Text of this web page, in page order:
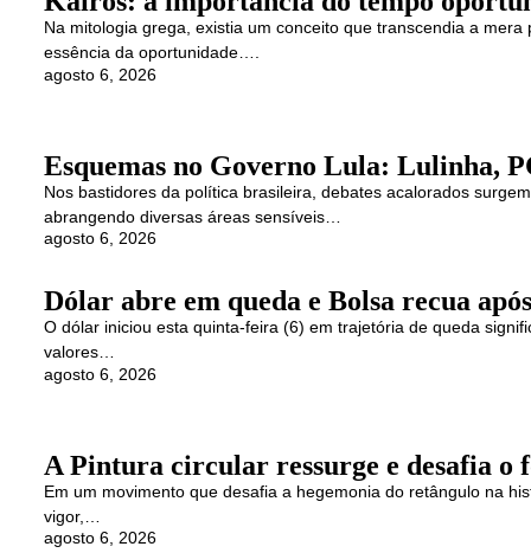
Na mitologia grega, existia um conceito que transcendia a
essência da oportunidade….
agosto 6, 2026
Esquemas no Governo Lula: Lulinha,
Nos bastidores da política brasileira, debates acalorados
abrangendo diversas áreas sensíveis…
agosto 6, 2026
Dólar abre em queda e Bolsa recua
O dólar iniciou esta quinta-feira (6) em trajetória de queda
valores…
agosto 6, 2026
A Pintura circular ressurge e desafia o
Em um movimento que desafia a hegemonia do retângulo na
vigor,…
agosto 6, 2026